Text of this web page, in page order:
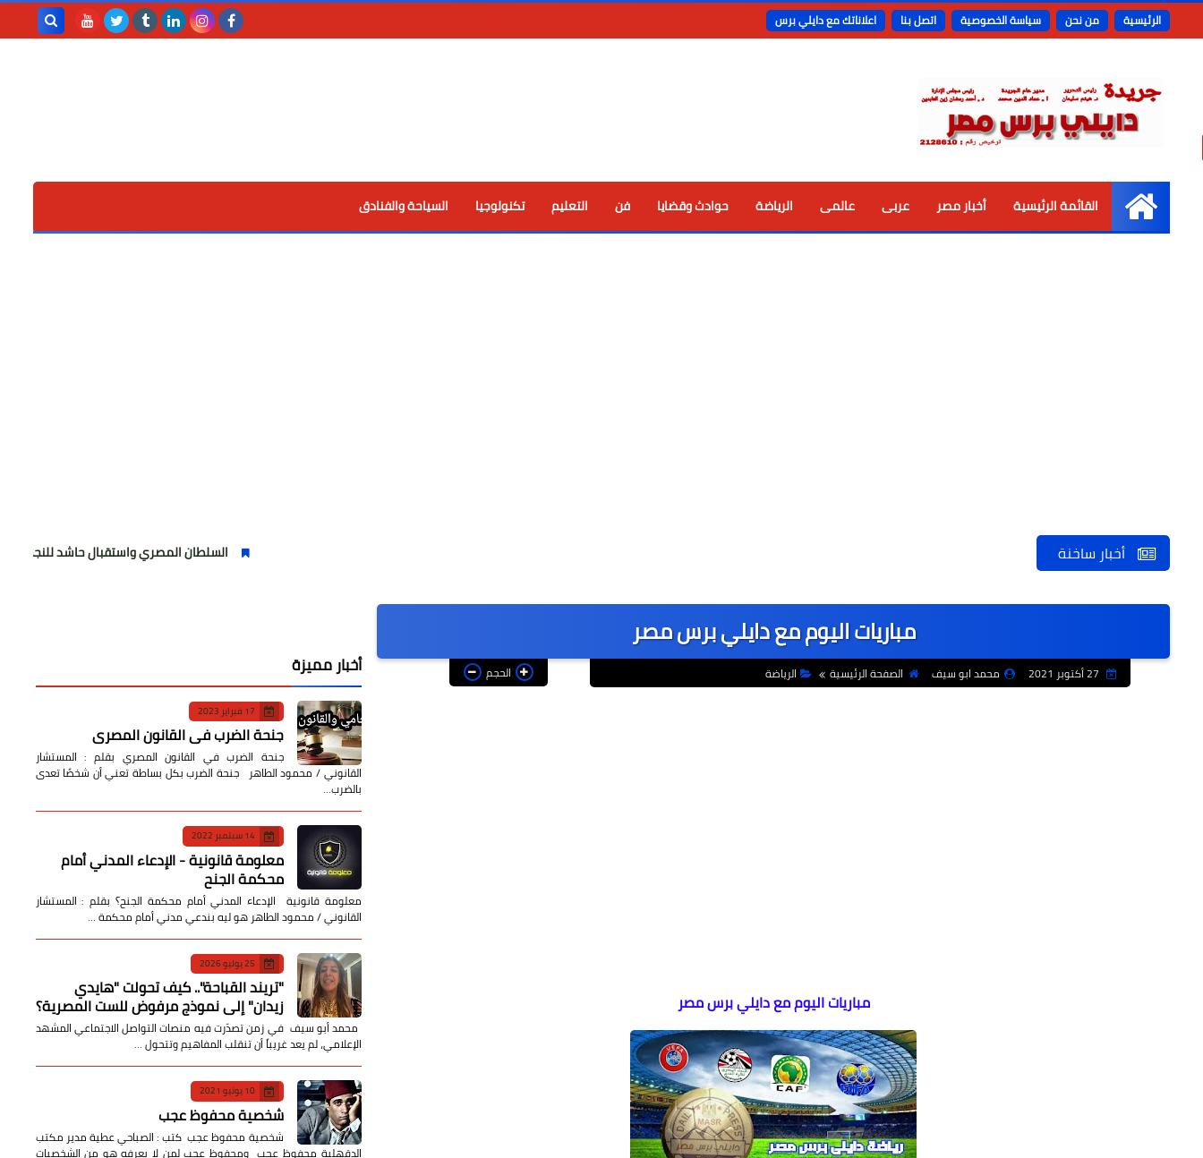
الرئيسية من نحن سياسة الخصوصية اتصل بنا اعلاناتك مع دايلي برس
الرئيسية
القائمة الرئيسية أخبار مصر عربى عالمى الرياضة حوادث وقضايا فن التعليم تكنولوجيا السياحة والفنادق
أخبار ساخنة السلطان المصري واستقبال حاشد للنجم المصري
مباريات اليوم مع دايلي برس مصر
محمد ابو سيف الصفحة الرئيسية الرياضة الحجم
مباريات اليوم مع دايلي برس مصر
أخبار مميزة
17 فبراير 2023
جنحة الضرب في القانون المصري
جنحة الضرب في القانون المصري بقلم : المستشار
القانوني / محمود الطاهر جنحة الضرب بكل بساطة تعني أن شخصًا تعدى
بالضرب…
14 سبتمبر 2022
معلومة قانونية - الإدعاء المدني أمام
محكمة الجنح
معلومة قانونية الإدعاء المدني أمام محكمة الجنح؟ بقلم : المستشار
القانوني / محمود الطاهر هو ليه بندعي مدني أمام محكمة …
25 يوليو 2026
​"تريند القباحة".. كيف تحولت "هايدي
زيدان" إلى نموذج مرفوض للست المصرية؟
​ محمد أبو سيف ​في زمن تصدّرت فيه منصات التواصل الاجتماعي المشهد
الإعلامي، لم يعد غريباً أن تنقلب المفاهيم وتتحول …
10 يونيو 2021
شخصية محفوظ عجب
شخصية محفوظ عجب كتب : الصباحي عطية مدير مكتب
الدقهلية محفوظ عجب ومحفوظ عجب لمن لا يعرفه هو من الشخصيات